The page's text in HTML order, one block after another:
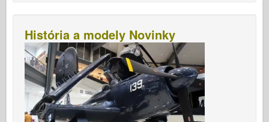
História a modely Novinky